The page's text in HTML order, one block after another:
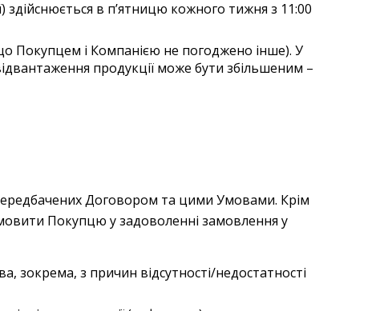
здійснюється в п’ятницю кожного тижня з 11:00
Покупцем і Компанією не погоджено інше). У
продукції може бути збільшеним –
Договором та цими Умовами. Крім
Покупцю у задоволенні замовлення у
зокрема, з причин відсутності/недостатності